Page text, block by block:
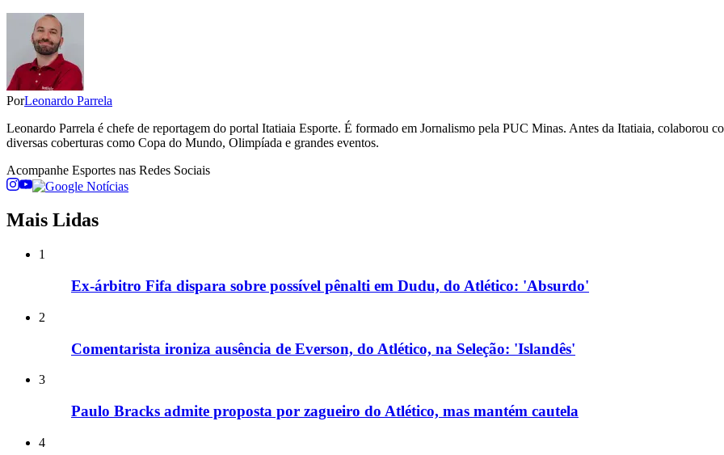
PorLeonardo Parrela
Leonardo Parrela é chefe de reportagem do portal Itatiaia Esporte. É formado em Jornalismo pela PUC Minas. Antes da Itatiaia, colaborou
diversas coberturas como Copa do Mundo, Olimpíada e grandes eventos.
Acompanhe Esportes nas Redes Sociais
Mais Lidas
1
Ex-árbitro Fifa dispara sobre possível pênalti em Dudu, do Atlético: 'Absurdo'
2
Comentarista ironiza ausência de Everson, do Atlético, na Seleção: 'Islandês'
3
Paulo Bracks admite proposta por zagueiro do Atlético, mas mantém cautela
4